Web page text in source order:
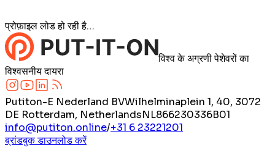
प्रोफ़ाइल लोड हो रही है…
विश्व के अग्रणी पेशेवरों का
विश्वसनीय दायरा
Putiton-E Nederland BVWilhelminaplein 1, 40, 3072
DE Rotterdam, NetherlandsNL866230336B01
info@putiton.online/+31 6 23221201
ब्रांडबुक डाउनलोड करें